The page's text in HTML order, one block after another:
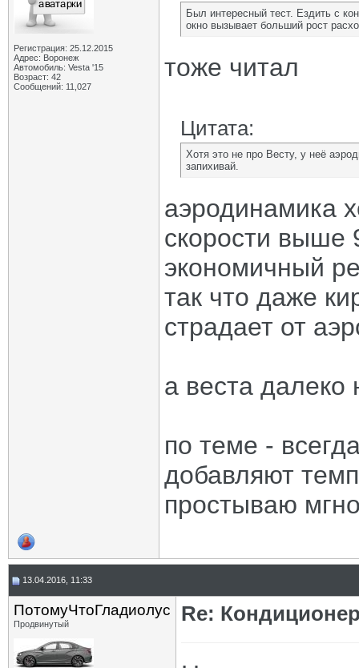
Регистрация: 25.12.2015
Адрес: Воронеж
Автомобиль: Vesta '15
Возраст: 42
Сообщений: 11,027
Был интересный тест. Ездить с
окно вызывает больший рост
тоже читал
Цитата:
Хотя это не про Весту, у неё
запихивай.
аэродинамика
скорости выше
экономичный
так что даже
страдает от
а веста далеко
по теме -
добавляют
простываю
13.04.2016, 11:33
ПотомуЧтоГладиолус
Продвинутый Re: